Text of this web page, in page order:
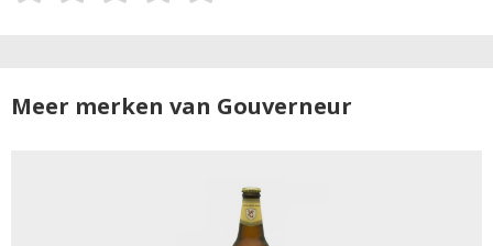
Meer merken van Gouverneur